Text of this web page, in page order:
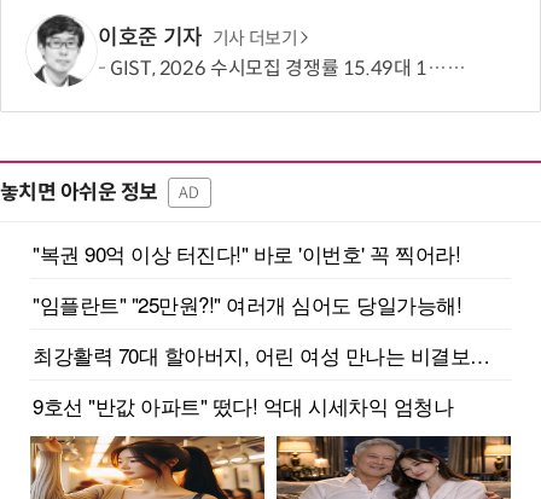
이호준 기자 기사 더보기
GIST, 2026 수시모집 경쟁률 15.49대 1…최근 5년간 지원자 62% ↑
놓치면 아쉬운 정보 AD